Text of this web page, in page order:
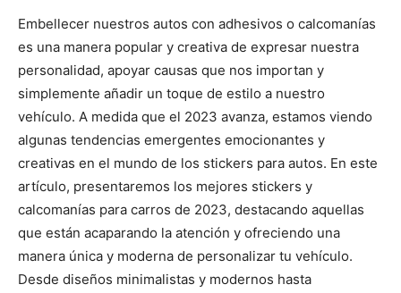
Embellecer nuestros autos con adhesivos o calcomanías
es una manera popular y creativa de expresar nuestra
personalidad, apoyar causas que nos importan y
simplemente añadir un toque de estilo a nuestro
vehículo. A medida que el 2023 avanza, estamos viendo
algunas tendencias emergentes emocionantes y
creativas en el mundo de los stickers para autos. En este
artículo, presentaremos los mejores stickers y
calcomanías para carros de 2023, destacando aquellas
que están acaparando la atención y ofreciendo una
manera única y moderna de personalizar tu vehículo.
Desde diseños minimalistas y modernos hasta